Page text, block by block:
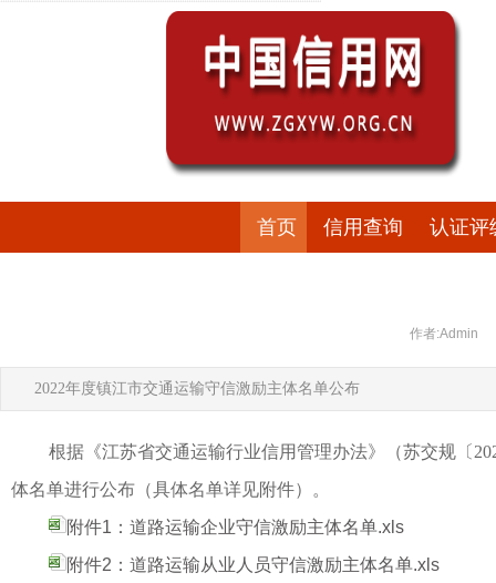
首页 信用查询 认证评
作者:Admin
2022年度镇江市交通运输守信激励主体名单公布
根据《江苏省交通运输行业信用管理办法》（苏交规〔
体名单进行公布（具体名单详见附件）。
附件1：道路运输企业守信激励主体名单.xls
附件2：道路运输从业人员守信激励主体名单.xls